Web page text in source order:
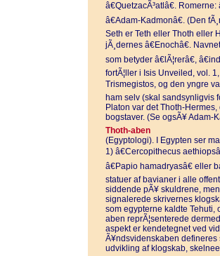
â€QuetzacÃ³atlâ€. Romerne:
â€Adam-Kadmonâ€. (Den
Seth er Teth eller Thoth eller
jÃ¸dernes â€Enochâ€.
som betyder â€lÃ¦rerâ€,
fortÃ¦ller i Isis Unveiled, vol.
Trismegistos, og den yngre
ham selv (skal sandsynligvis
Platon var det Thoth-
bogstaver. (Se ogsÃ¥ Adam-
Thoth-aben
(Egyptologi). I Egypten ser
1) â€Cercopithecus
â€Papio hamadryasâ€
statuer af bavianer i alle
siddende pÃ¥ skuldrene,
signalerede skrivernes
som egypterne kaldte Tehuti,
aben reprÃ¦senterede
aspekt er kendetegnet ved
Ã¥ndsvidenskaben defineres
udvikling af klogskab,